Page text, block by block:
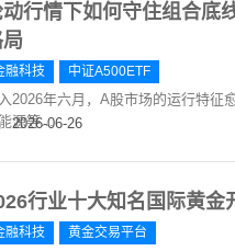
行情下如何守住组合底
融科技 中证A500ETF
2026年六月，A股市场的运行特
源等...
2026-06-26
行业十大知名国际黄金
融科技 黄金交易平台